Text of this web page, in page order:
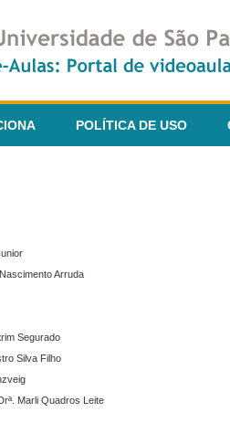
POLÍTICA DE USO
Arruda
Segurado
Silva Filho
Marli Quadros Leite